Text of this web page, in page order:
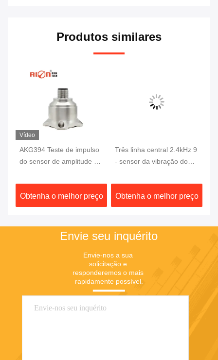
Produtos similares
Vídeo
AKG394 Teste de impulso
do sensor de amplitude de
Z) acelerômetro
Obtenha o melhor preço
Três linha central 2.4kHz 9
- sensor da vibração do
Obtenha o melhor preço
Envie seu inquérito
Envie-nos a sua
solicitação e
responderemos o mais
rapidamente possível.